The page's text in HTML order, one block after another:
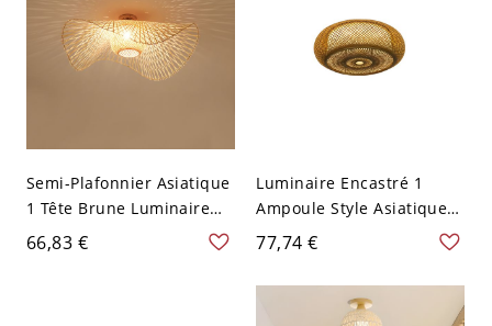
Semi-Plafonnier Asiatique
1 Tête Brune Luminaire
Semi-Encastré en Rotin de
Bambou Design de
66,83 €
Luminaire Encastré 1
Ampoule Style Asiatique
Plafonnier Tambour en
Rotin en Brun - Brun 110
V-120 V 40,64 cm
77,74 €